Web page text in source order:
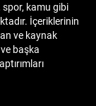
spor, kamu gibi
İçeriklerinin
ve kaynak
başka